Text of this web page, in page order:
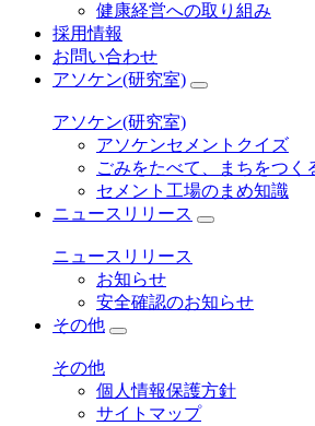
健康経営への取り組み
採用情報
お問い合わせ
アソケン(研究室)
アソケン(研究室)
アソケンセメントクイズ
ごみをたべて、まちをつく
セメント工場のまめ知識
ニュースリリース
ニュースリリース
お知らせ
安全確認のお知らせ
その他
その他
個人情報保護方針
サイトマップ